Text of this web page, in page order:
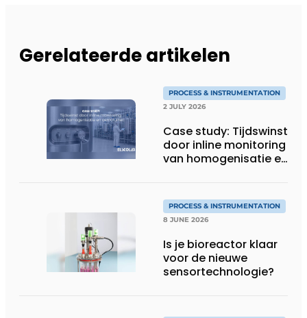
Gerelateerde artikelen
PROCESS & INSTRUMENTATION
2 JULY 2026
Case study: Tijdswinst
door inline monitoring
van homogenisatie en
PROCESS & INSTRUMENTATION
8 JUNE 2026
Is je bioreactor klaar
voor de nieuwe
sensortechnologie?